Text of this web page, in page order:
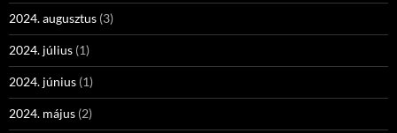
2024. augusztus (3)
2024. július (1)
2024. június (1)
2024. május (2)